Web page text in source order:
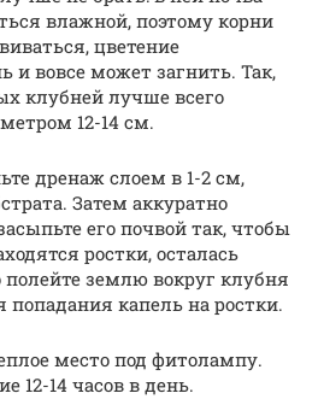
влажной, поэтому корни
цветение
и вовсе может загнить. Так,
клубней лучше всего
12-14 см.
дренаж слоем в 1-2 см,
Затем аккуратно
его почвой так, чтобы
ростки, осталась
землю вокруг клубня
попадания капель на ростки.
место под фитолампу.
12-14 часов в день.